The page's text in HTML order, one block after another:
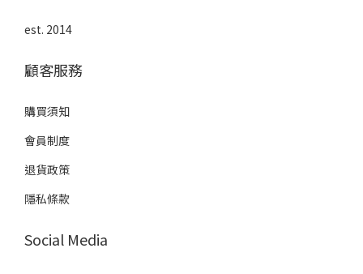
est. 2014
顧客服務
購買須知
會員制度
退貨政策
隱私條款
Social Media